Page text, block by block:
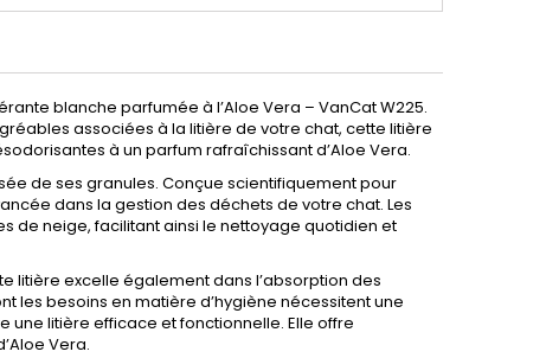
blanche parfumée à l’Aloe Vera – VanCat W225.
associées à la litière de votre chat, cette litière
à un parfum rafraîchissant d’Aloe Vera.
de ses granules. Conçue scientifiquement pour
dans la gestion des déchets de votre chat. Les
de neige, facilitant ainsi le nettoyage quotidien et
litière excelle également dans l’absorption des
les besoins en matière d’hygiène nécessitent une
une litière efficace et fonctionnelle. Elle offre
Vera.